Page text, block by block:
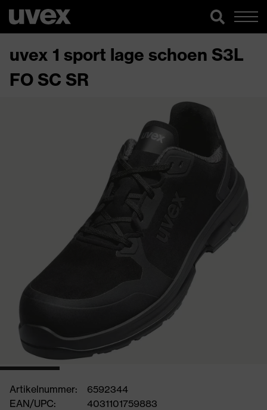
uvex 1 sport lage schoen S3L
FO SC SR
Artikelnummer:
6592344
EAN/UPC:
4031101759883